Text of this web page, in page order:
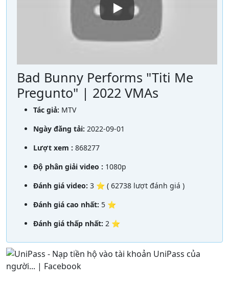
Bad Bunny Performs "Titi Me
Pregunto" | 2022 VMAs
Tác giả: MTV
Ngày đăng tải: 2022-09-01
Lượt xem : 868277
Độ phân giải video : 1080p
Đánh giá video: 3 ⭐ ( 62738 lượt đánh giá )
Đánh giá cao nhất: 5 ⭐
Đánh giá thấp nhất: 2 ⭐